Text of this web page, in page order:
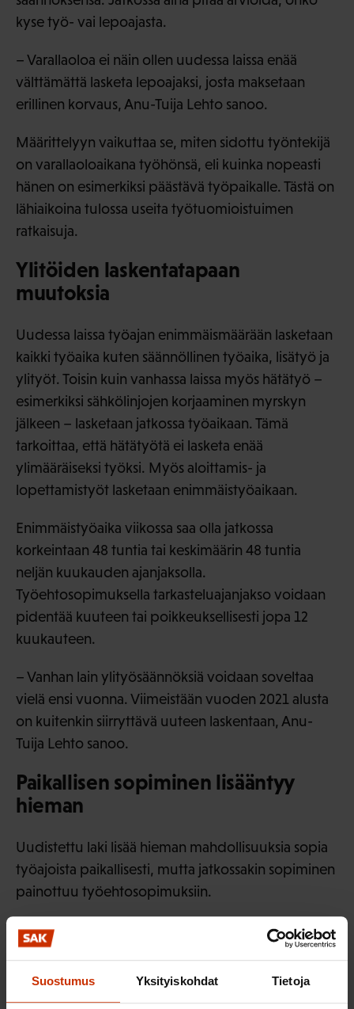
Suostumus Yksityiskohdat Tietoja
kyse työ- vai lepoajasta.
– Varallaoloa ei näin ollen uudessa laissa enää
välttämättä lasketa lepoajaksi, josta maksetaan
erillinen korvaus, Anu-Tuija Lehto sanoo.
Määrittelyyn vaikuttaa se, miten sidottu työntekijä
on varallaoloaikana työhönsä, eli kuinka nopeasti
hänen on esimerkiksi päästävä työpaikalle. Tästä on
lähiaikoina tulossa useita työtuomioistuimen
ratkaisuja.
Ylitöiden laskentatapaan
muutoksia
Uudessa laissa työajan enimmäismäärään lasketaan
kaikki työaika kuten säännöllinen työaika, lisätyö ja
ylityöt. Toisin kuin vanhassa laissa myös hätätyö –
esimerkiksi sähkölinjojen korjaaminen myrskyn
jälkeen – lasketaan jatkossa työaikaan. Tämä
tarkoittaa, että hätätyötä ei lasketa enää
ylimääräiseksi työksi. Myös aloittamis- ja
lopettamistyöt lasketaan enimmäistyöaikaan.
Enimmäistyöaika viikossa saa olla jatkossa
korkeintaan 48 tuntia tai keskimäärin 48 tuntia
neljän kuukauden ajanjaksolla.
Työehtosopimuksella tarkasteluajanjakso voidaan
pidentää kuuteen tai poikkeuksellisesti jopa 12
kuukauteen.
– Vanhan lain ylityösäännöksiä voidaan soveltaa
vielä ensi vuonna. Viimeistään vuoden 2021 alusta
on kuitenkin siirryttävä uuteen laskentaan, Anu-
Tuija Lehto sanoo.
Paikallisen sopiminen lisääntyy
hieman
Uudistettu laki lisää hieman mahdollisuuksia sopia
työajoista paikallisesti, mutta jatkossakin sopiminen
painottuu työehtosopimuksiin.
– Työajoista voi työehtosopimuksissa sopia varsin
laajasti toisin, ja niin myös paljon tehdään, Anu-Tuija
Lehto muistuttaa.